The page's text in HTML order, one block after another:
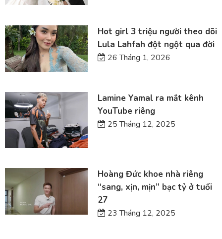
Hot girl 3 triệu người theo dõi
Lula Lahfah đột ngột qua đời
26 Tháng 1, 2026
Lamine Yamal ra mắt kênh
YouTube riêng
25 Tháng 12, 2025
Hoàng Đức khoe nhà riêng
“sang, xịn, mịn” bạc tỷ ở tuổi
27
23 Tháng 12, 2025